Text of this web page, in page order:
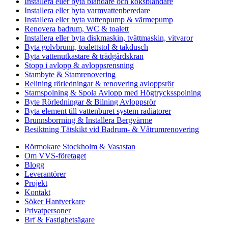
Installera eller byta varmvattenberedare
Installera eller byta vattenpump & värmepump
Renovera badrum, WC & toalett
Installera eller byta diskmaskin, tvättmaskin, vitvaror
Byta golvbrunn, toalettstol & takdusch
Byta vattenutkastare & trädgårdskran
Stopp i avlopp & avloppsrensning
Stambyte & Stamrenovering
Relining rörledningar & renovering avloppsrör
Stamspolning & Spola Avlopp med Högtrycksspolning
Byte Rörledningar & Bilning Avloppsrör
Byta element till vattenburet system radiatorer
Brunnsborrning & Installera Bergvärme
Besiktning Tätskikt vid Badrum- & Våtrumrenovering
Rörmokare Stockholm & Vasastan
Om VVS-företaget
Blogg
Leverantörer
Projekt
Kontakt
Söker Hantverkare
Privatpersoner
Brf & Fastighetsägare